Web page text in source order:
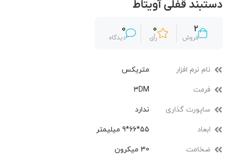
دستبند قفلی آویتاط
2
فروش
0
رأی
0
دیدگاه
نام نرم افزار متریکس
فرمت 3DM
ساپورت گذاری ندارد
ابعاد 55*66*9 میلیمتر
ضخامت 30 میکرون